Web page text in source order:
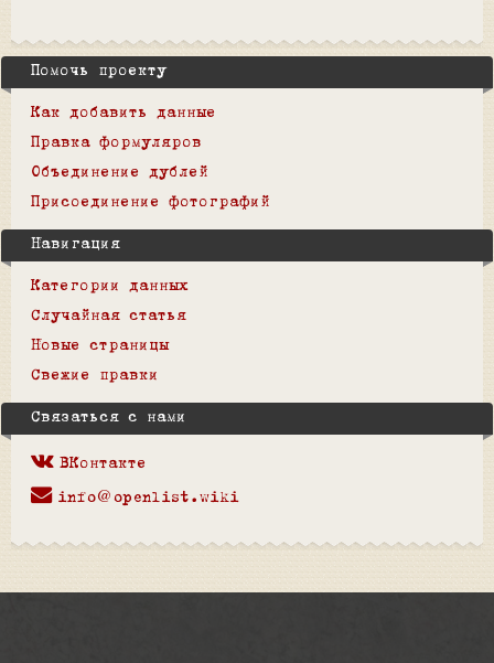
Помочь проекту
Как добавить данные
Правка формуляров
Объединение дублей
Присоединение фотографий
Навигация
Категории данных
Случайная статья
Новые страницы
Свежие правки
Связаться с нами
ВКонтакте
info@openlist.wiki